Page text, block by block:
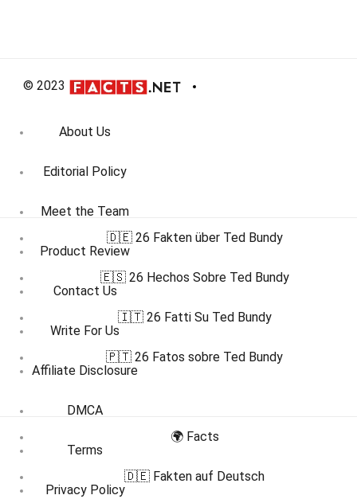
© 2023
About Us
Editorial Policy
Meet the Team
Product Review
Contact Us
Write For Us
Affiliate Disclosure
DMCA
Terms
Privacy Policy
🇩🇪 26 Fakten über Ted Bundy
🇪🇸 26 Hechos Sobre Ted Bundy
🇮🇹 26 Fatti Su Ted Bundy
🇵🇹 26 Fatos sobre Ted Bundy
🌍 Facts
🇩🇪 Fakten auf Deutsch